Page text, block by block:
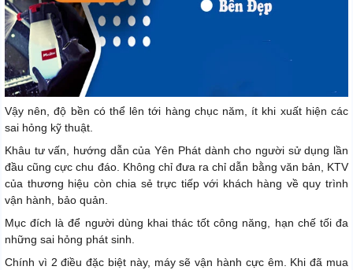
Vậy nên, độ bền có thể lên tới hàng chục năm, ít khi xuất hiện các
sai hỏng kỹ thuật.
Khâu tư vấn, hướng dẫn của Yên Phát dành cho người sử dụng lần
đầu cũng cực chu đáo. Không chỉ đưa ra chỉ dẫn bằng văn bản, KTV
của thương hiệu còn chia sẻ trực tiếp với khách hàng về quy trình
vận hành, bảo quản.
Mục đích là để người dùng khai thác tốt công năng, hạn chế tối đa
những sai hỏng phát sinh.
Chính vì 2 điều đặc biệt này, máy sẽ vận hành cực êm. Khi đã mua